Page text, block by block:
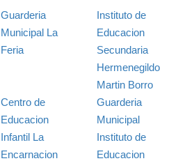
Guarderia
Municipal La
Feria
Instituto de
Educacion
Secundaria
Hermenegildo
Martin Borro
Centro de
Educacion
Infantil La
Encarnacion
Guarderia
Municipal
Instituto de
Educacion